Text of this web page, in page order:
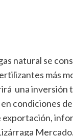
natural se
más
una inversión
condiciones
exportación,
Mercado.